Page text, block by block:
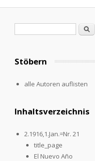
Suche
Stöbern
alle Autoren auflisten
Inhaltsverzeichnis
2.1916,1.Jan.=Nr. 21
title_page
El Nuevo Año